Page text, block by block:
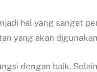
hal yang sangat
yang akan
dengan baik.